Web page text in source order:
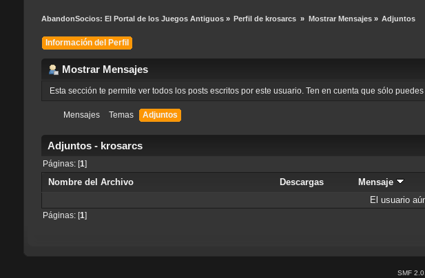
AbandonSocios: El Portal de los Juegos Antiguos» Perfil de krosarcs » Mostrar Mensajes» Adjuntos
Información del Perfil
Mostrar Mensajes
Esta sección te permite ver todos los posts escritos por este usuario. Ten en cuenta que sólo
Mensajes Temas Adjuntos
Adjuntos - krosarcs
Páginas: [ 1]
Nombre del Archivo Descargas Mensaje
El usuario
Páginas: [1]
SMF